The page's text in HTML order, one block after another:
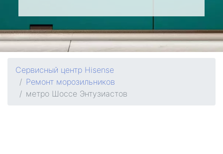
Сервисный центр Hisense
Ремонт морозильников
метро Шоссе Энтузиастов